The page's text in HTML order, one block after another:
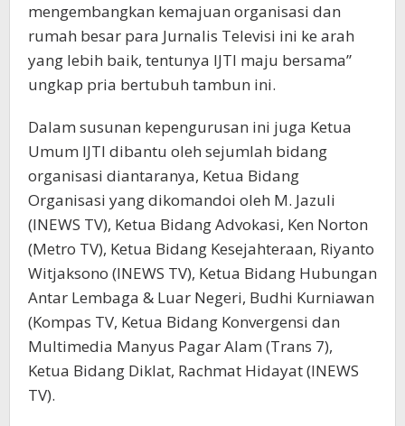
mengembangkan kemajuan organisasi dan
rumah besar para Jurnalis Televisi ini ke arah
yang lebih baik, tentunya IJTI maju bersama”
ungkap pria bertubuh tambun ini.
Dalam susunan kepengurusan ini juga Ketua
Umum IJTI dibantu oleh sejumlah bidang
organisasi diantaranya, Ketua Bidang
Organisasi yang dikomandoi oleh M. Jazuli
(INEWS TV), Ketua Bidang Advokasi, Ken Norton
(Metro TV), Ketua Bidang Kesejahteraan, Riyanto
Witjaksono (INEWS TV), Ketua Bidang Hubungan
Antar Lembaga & Luar Negeri, Budhi Kurniawan
(Kompas TV, Ketua Bidang Konvergensi dan
Multimedia Manyus Pagar Alam (Trans 7),
Ketua Bidang Diklat, Rachmat Hidayat (INEWS
TV).